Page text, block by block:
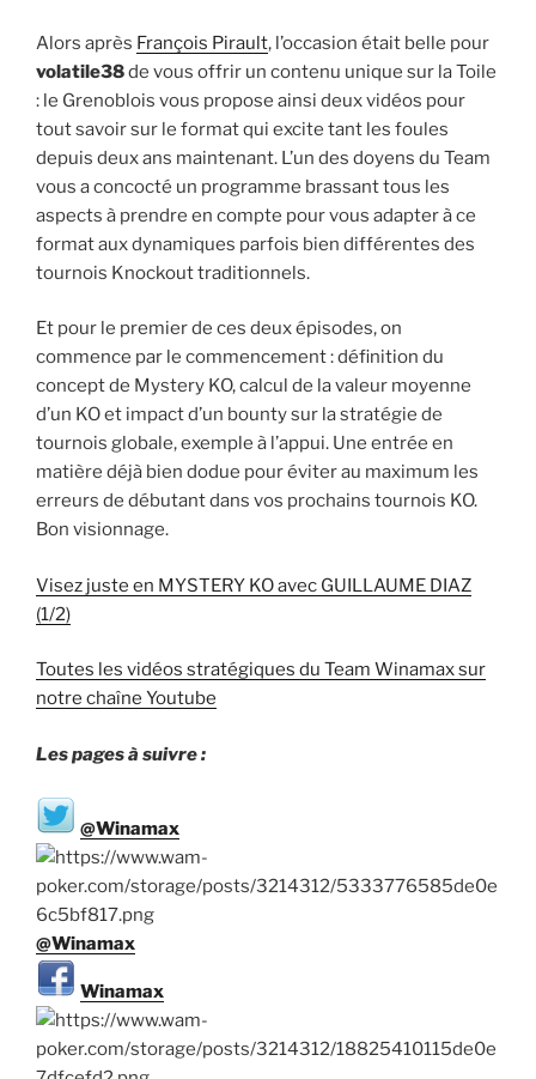
Alors après François Pirault, l’occasion était belle pour
volatile38de vous offrir un contenu unique sur la Toile
: le Grenoblois vous propose ainsi deux vidéos pour
tout savoir sur le format qui excite tant les foules
depuis deux ans maintenant. L’un des doyens du Team
vous a concocté un programme brassant tous les
aspects à prendre en compte pour vous adapter à ce
format aux dynamiques parfois bien différentes des
tournois Knockout traditionnels.
Et pour le premier de ces deux épisodes, on
commence par le commencement : définition du
concept de Mystery KO, calcul de la valeur moyenne
d’un KO et impact d’un bounty sur la stratégie de
tournois globale, exemple à l’appui. Une entrée en
matière déjà bien dodue pour éviter au maximum les
erreurs de débutant dans vos prochains tournois KO.
Bon visionnage.
Visez juste en MYSTERY KO avec GUILLAUME DIAZ
(1/2)
Toutes les vidéos stratégiques du Team Winamax sur
notre chaîne Youtube
Les pages à suivre :
@Winamax
@Winamax
Winamax